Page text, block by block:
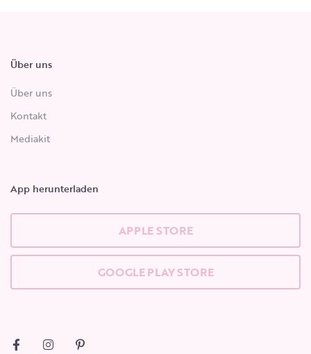
Über uns
Über uns
Kontakt
Mediakit
App herunterladen
APPLE STORE
GOOGLE PLAY STORE